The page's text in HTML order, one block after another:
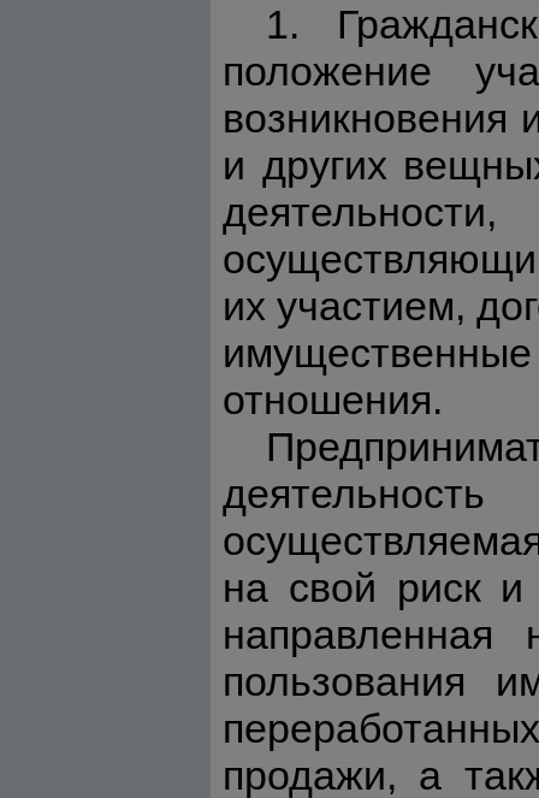
1.
положение
возникновения
и других
их участием,
отношения.
на свой риск и
направленная
пользования
продажи, а